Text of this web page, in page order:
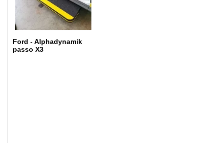
Ford - Alphadynamik
passo X3